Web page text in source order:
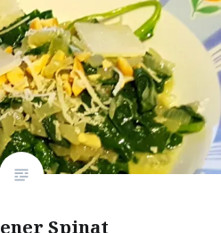
Spinat